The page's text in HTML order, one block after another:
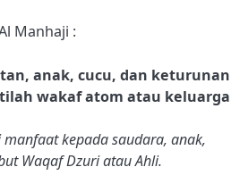
Manhaji :
anak, cucu, dan keturunan
wakaf atom atau keluarga
kepada saudara, anak,
Waqaf Dzuri atau Ahli.